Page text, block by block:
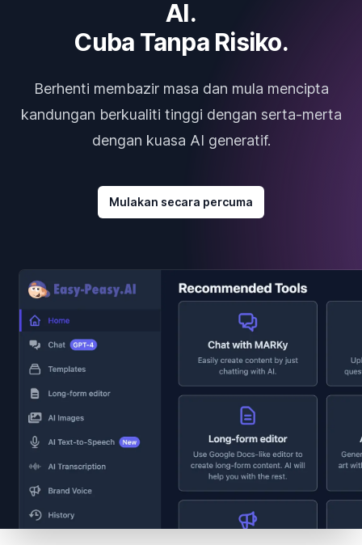
AI.
Cuba Tanpa Risiko.
Berhenti membazir masa dan mula mencipta
kandungan berkualiti tinggi dengan serta-merta
dengan kuasa AI generatif.
Mulakan secara percuma